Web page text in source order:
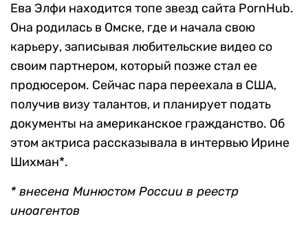
Ева Элфи находится топе звезд сайта PornHub.
Она родилась в Омске, где и начала свою
карьеру, записывая любительские видео со
своим партнером, который позже стал ее
продюсером. Сейчас пара переехала в США,
получив визу талантов, и планирует подать
документы на американское гражданство. Об
этом актриса рассказывала в интервью Ирине
Шихман*.
* внесена Минюстом России в реестр
иноагентов